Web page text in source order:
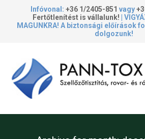
Infóvonal: +36 1/2405-851 vagy
Fertőtlenítést is vállalunk! |
MAGUNKRA! A biztonsági előírások
dolgozunk!